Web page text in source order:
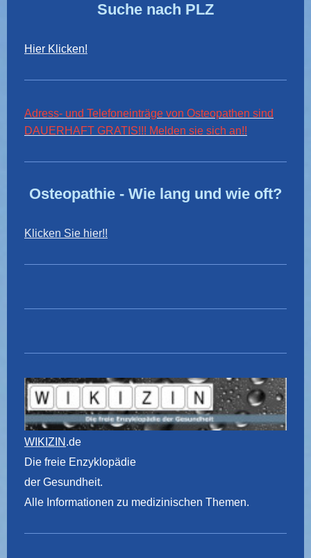
Suche nach PLZ
Hier Klicken!
Adress- und Telefoneinträge von Osteopathen sind
DAUERHAFT GRATIS!!! Melden sie sich an!!
Osteopathie - Wie lang und wie oft?
Klicken Sie hier!!
WIKIZIN .de
Die freie Enzyklopädie
der Gesundheit.
Alle Informationen zu medizinischen Themen.